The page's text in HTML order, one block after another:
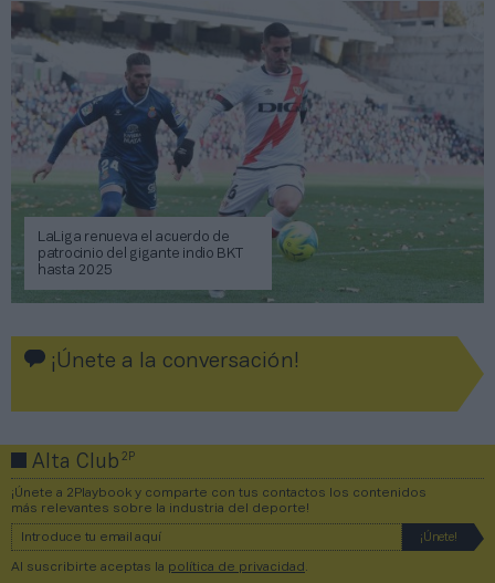
LaLiga renueva el acuerdo de
patrocinio del gigante indio BKT
hasta 2025
¡Únete a la conversación!
Alta Club2P
¡Únete a 2Playbook y comparte con tus contactos los contenidos
más relevantes sobre la industria del deporte!
Al suscribirte aceptas la política de privacidad